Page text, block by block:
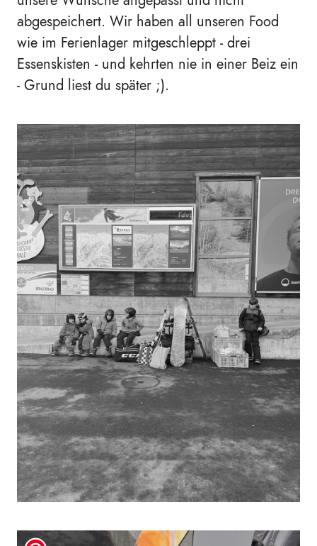
abgespeichert. Wir haben all unseren Food
wie im Ferienlager mitgeschleppt - drei
Essenskisten - und kehrten nie in einer Beiz ein
- Grund liest du später ;).